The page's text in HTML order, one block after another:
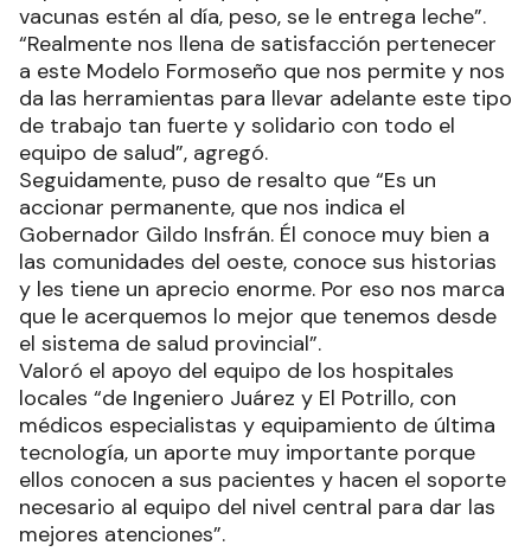
vacunas estén al día, peso, se le entrega leche”.
“Realmente nos llena de satisfacción pertenecer
a este Modelo Formoseño que nos permite y nos
da las herramientas para llevar adelante este tipo
de trabajo tan fuerte y solidario con todo el
equipo de salud”, agregó.
Seguidamente, puso de resalto que “Es un
accionar permanente, que nos indica el
Gobernador Gildo Insfrán. Él conoce muy bien a
las comunidades del oeste, conoce sus historias
y les tiene un aprecio enorme. Por eso nos marca
que le acerquemos lo mejor que tenemos desde
el sistema de salud provincial”.
Valoró el apoyo del equipo de los hospitales
locales “de Ingeniero Juárez y El Potrillo, con
médicos especialistas y equipamiento de última
tecnología, un aporte muy importante porque
ellos conocen a sus pacientes y hacen el soporte
necesario al equipo del nivel central para dar las
mejores atenciones”.